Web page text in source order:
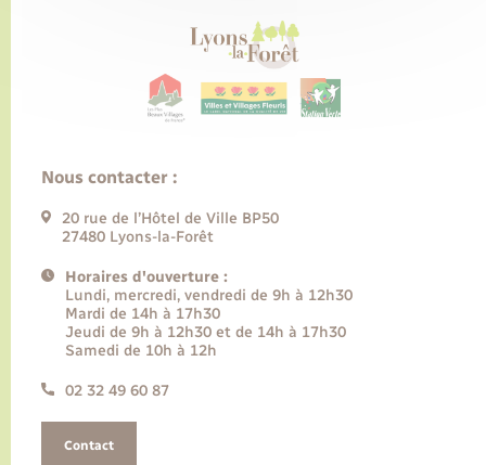
Nous contacter :
20 rue de l’Hôtel de Ville BP50
27480 Lyons-la-Forêt
Horaires d'ouverture :
Lundi, mercredi, vendredi de 9h à 12h30
Mardi de 14h à 17h30
Jeudi de 9h à 12h30 et de 14h à 17h30
Samedi de 10h à 12h
02 32 49 60 87
Contact